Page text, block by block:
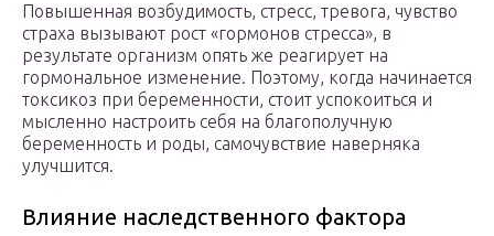
Повышенная возбудимость, стресс, тревога, чувство
страха вызывают рост «гормонов стресса», в
результате организм опять же реагирует на
гормональное изменение. Поэтому, когда начинается
токсикоз при беременности, стоит успокоиться и
мысленно настроить себя на благополучную
беременность и роды, самочувствие наверняка
улучшится.
Влияние наследственного фактора